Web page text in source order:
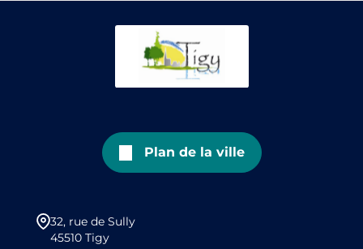
Plan de la ville
32, rue de Sully
45510 Tigy